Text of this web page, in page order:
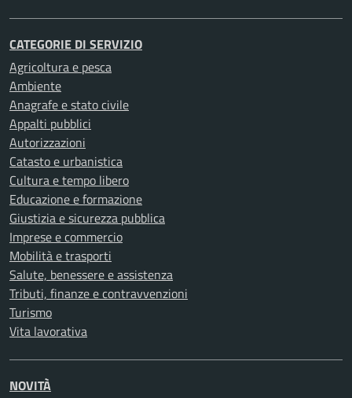
CATEGORIE DI SERVIZIO
Agricoltura e pesca
Ambiente
Anagrafe e stato civile
Appalti pubblici
Autorizzazioni
Catasto e urbanistica
Cultura e tempo libero
Educazione e formazione
Giustizia e sicurezza pubblica
Imprese e commercio
Mobilità e trasporti
Salute, benessere e assistenza
Tributi, finanze e contravvenzioni
Turismo
Vita lavorativa
NOVITÀ